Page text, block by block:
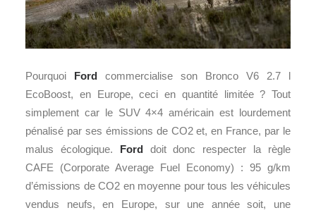
Pourquoi Ford commercialise son Bronco V6 2.7 l
EcoBoost, en Europe, ceci en quantité limitée ? Tout
simplement car le SUV 4×4 américain est lourdement
pénalisé par ses émissions de CO2 et, en France, par le
malus écologique. Forddoit donc respecter la règle
CAFE (Corporate Average Fuel Economy) : 95 g/km
d’émissions de CO2 en moyenne pour tous les véhicules
vendus neufs, en Europe, sur une année soit, une